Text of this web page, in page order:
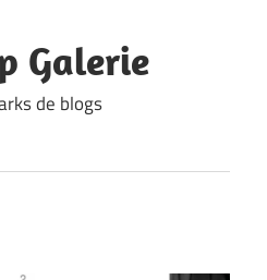
Galerie
de blogs